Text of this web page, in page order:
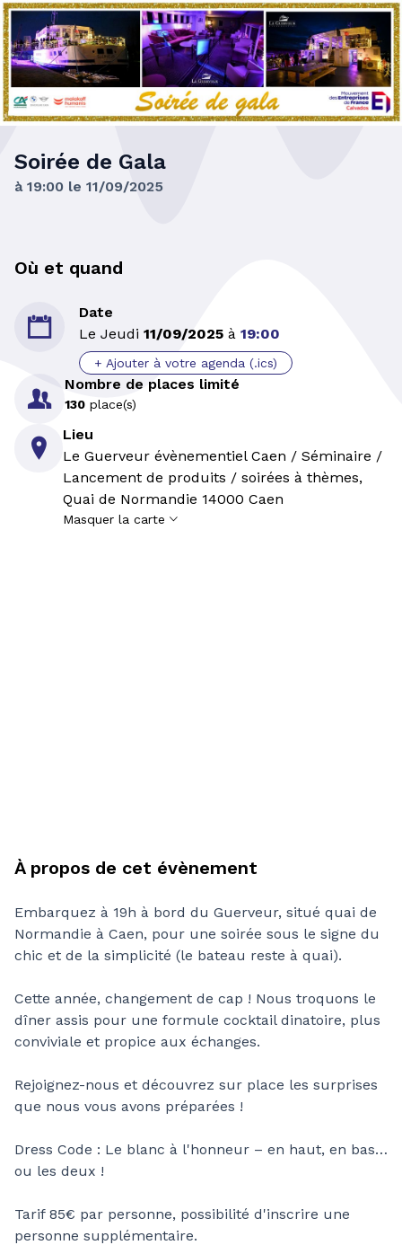
Soirée de Gala
à 19:00 le 11/09/2025
Où et quand

Date
Le Jeudi 11/09/2025 à 19:00
+ Ajouter à votre agenda (.ics)

Nombre de places limité
130 place(s)

Lieu
Le Guerveur évènementiel Caen / Séminaire /
Lancement de produits / soirées à thèmes,
Quai de Normandie 14000 Caen
Masquer la carte 
À propos de cet évènement
Embarquez à 19h à bord du Guerveur, situé quai de
Normandie à Caen, pour une soirée sous le signe du
chic et de la simplicité (le bateau reste à quai).
Cette année, changement de cap ! Nous troquons le
dîner assis pour une formule cocktail dinatoire, plus
conviviale et propice aux échanges.
Rejoignez-nous et découvrez sur place les surprises
que nous vous avons préparées !
Dress Code : Le blanc à l'honneur – en haut, en bas…
ou les deux !
Tarif 85€ par personne, possibilité d'inscrire une
personne supplémentaire.